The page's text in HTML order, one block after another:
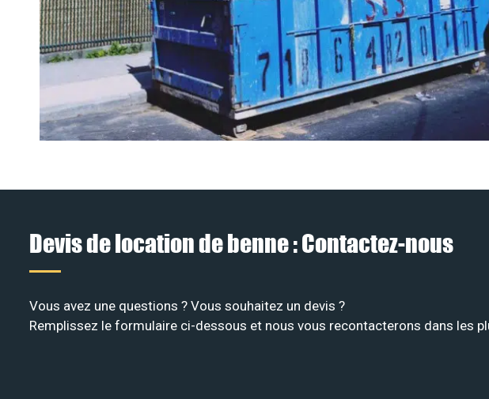
Devis de location de benne : Contactez-nous
Vous avez une questions ? Vous souhaitez un devis ?
Remplissez le formulaire ci-dessous et nous vous recontacterons dans les